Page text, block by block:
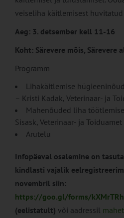
veiseliha käitlemisest
Aeg: 3. detsember kell 11-16
Koht: Särevere mõis, Särevere
Programm
Lihakäitlemise
– Kristi Kadak, Veterinaar- ja
Mahenõuded liha
Sisask, Veterinaar- ja Toiduamet
Arutelu
Infopäeval osalemine on
kindlasti vajalik
novembril siin:
https://goo.gl/forms/
(eelistatult) või aadressil